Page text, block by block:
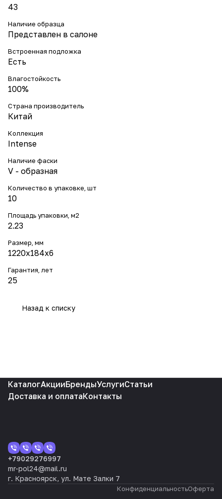
43
Наличие образца
Представлен в салоне
Встроенная подложка
Есть
Влагостойкость
100%
Страна производитель
Китай
Коллекция
Intense
Наличие фаски
V - образная
Количество в упаковке, шт
10
Площадь упаковки, м2
2.23
Размер, мм
1220х184х6
Гарантия, лет
25
Назад к списку
КаталогАкцииБрендыУслугиСтатьи
Доставка и оплатаКонтакты
+79029276997
mr-pol24@mail.ru
г. Красноярск, ул. Мате Залки 7
КонфиденциальностьОферта